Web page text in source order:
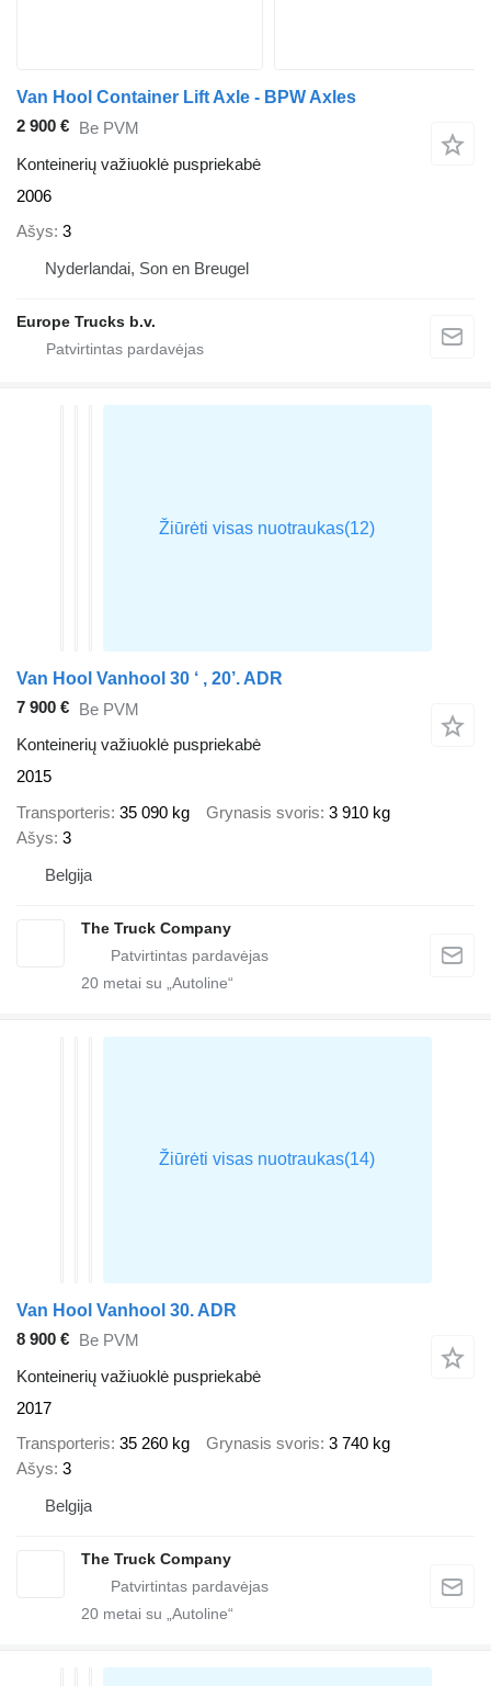
Van Hool Container Lift Axle - BPW Axles
2 900 € Be PVM
Konteinerių važiuoklė puspriekabė
2006
Ašys 3
Nyderlandai, Son en Breugel
Europe Trucks b.v.
Van Hool Vanhool 30 ‘ , 20’. ADR
7 900 € Be PVM
Konteinerių važiuoklė puspriekabė
2015
Transporteris 35 090 kg Grynasis svoris 3 910 kg
Ašys 3
Belgija
The Truck Company
20 metai su „Autoline“
Van Hool Vanhool 30. ADR
8 900 € Be PVM
Konteinerių važiuoklė puspriekabė
2017
Transporteris 35 260 kg Grynasis svoris 3 740 kg
Ašys 3
Belgija
The Truck Company
20 metai su „Autoline“